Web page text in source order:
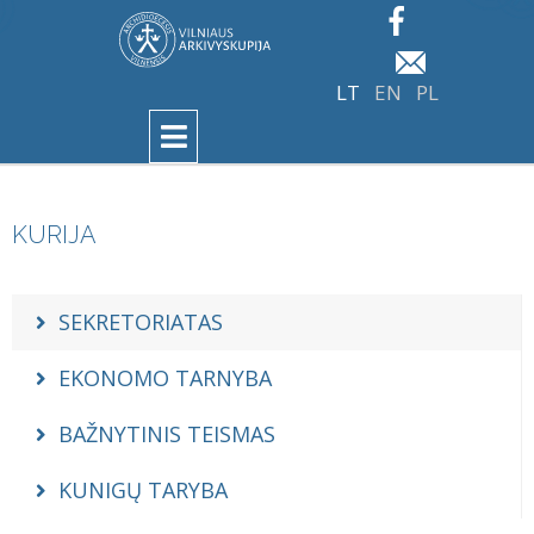
LT EN PL
KURIJA
SEKRETORIATAS
EKONOMO TARNYBA
BAŽNYTINIS TEISMAS
KUNIGŲ TARYBA